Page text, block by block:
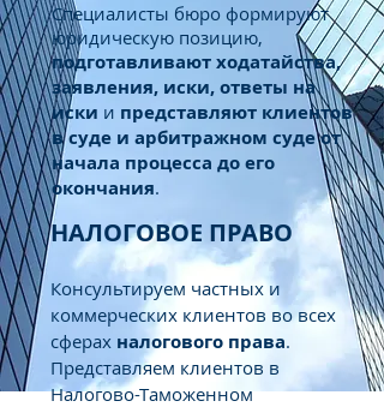
Специалисты бюро формируют
юридическую позицию,
подготавливают ходатайства,
заявления, иски, ответы на
иски и представляют клиентов
в суде и арбитражном суде от
начала процесса до его
окончания.
НАЛОГОВОЕ ПРАВО
Консультируем частных и
коммерческих клиентов во всех
сферах налогового права.
Представляем клиентов в
Налогово-Таможенном